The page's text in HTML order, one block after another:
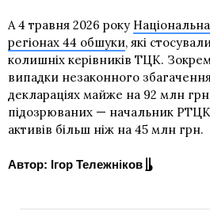
А 4 травня 2026 року
регіонах 44 обшуки, які
колишніх керівників ТЦК.
випадки незаконного
деклараціях майже на 92 млн
підозрюваних — начальник
активів більш ніж на 45 млн грн.
Автор: Ігор Тележніков